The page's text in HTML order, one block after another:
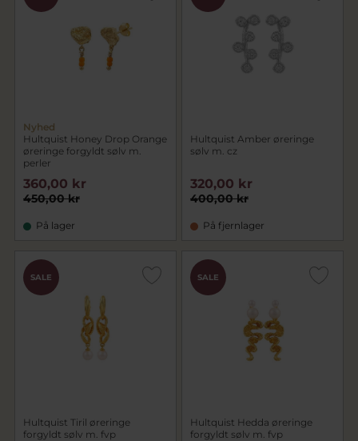
Nyhed
Hultquist Honey Drop Orange
øreringe forgyldt sølv m.
perler
450,00 kr
360,00 kr
På lager
Hultquist Amber øreringe
sølv m. cz
400,00 kr
320,00 kr
På fjernlager
SALE
Hultquist Tiril øreringe
forgyldt sølv m. fvp
SALE
Hultquist Hedda øreringe
forgyldt sølv m. fvp